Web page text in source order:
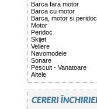
Barca fara motor
Barca cu motor
Barca, motor si peridoc
Motor
Peridoc
Skijet
Veliere
Navomodele
Sonare
Pescuit - Vanatoare
Altele